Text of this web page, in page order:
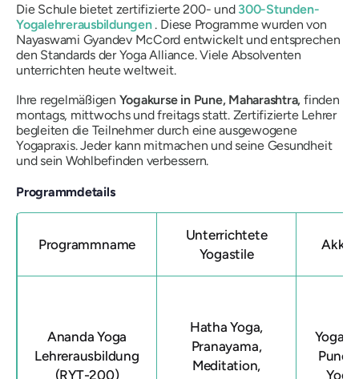
Die Schule bietet zertifizierte 200- und 300-Stunden-
Yogalehrerausbildungen. Diese Programme wurden von
Nayaswami Gyandev McCord entwickelt und entsprechen
den Standards der Yoga Alliance. Viele Absolventen
unterrichten heute weltweit.
Ihre regelmäßigen Yogakurse in Pune, Maharashtra, finden
montags, mittwochs und freitags statt. Zertifizierte Lehrer
begleiten die Teilnehmer durch eine ausgewogene
Yogapraxis. Jeder kann mitmachen und seine Gesundheit
und sein Wohlbefinden verbessern.
Programmdetails
Programmname
Unterrichtete
Yogastile
Ananda Yoga
Lehrerausbildung
(RYT-200)
Hatha Yoga,
Pranayama,
Meditation,
Pune